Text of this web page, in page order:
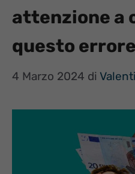
attenzione a
questo errore
4 Marzo 2024 di